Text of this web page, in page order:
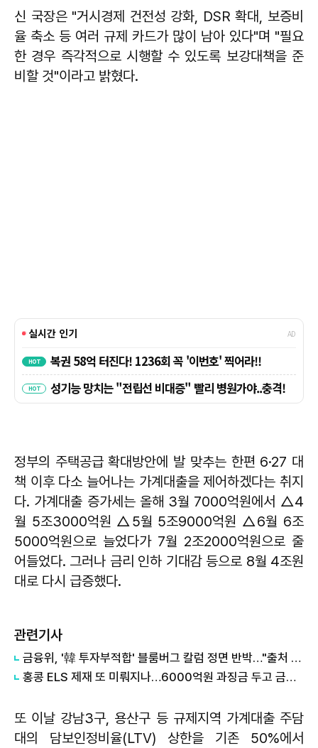
신 국장은 "거시경제 건전성 강화, DSR 확대, 보증비
율 축소 등 여러 규제 카드가 많이 남아 있다"며 "필요
한 경우 즉각적으로 시행할 수 있도록 보강대책을 준
비할 것"이라고 밝혔다.
정부의 주택공급 확대방안에 발 맞추는 한편 6·27 대
책 이후 다소 늘어나는 가계대출을 제어하겠다는 취지
다. 가계대출 증가세는 올해 3월 7000억원에서 △4
월 5조3000억원 △5월 5조9000억원 △6월 6조
5000억원으로 늘었다가 7월 2조2000억원으로 줄
어들었다. 그러나 금리 인하 기대감 등으로 8월 4조원
대로 다시 급증했다.
관련기사
금융위, '韓 투자부적합' 블룸버그 칼럼 정면 반박…"출처 불명 통계 인용"
홍콩 ELS 제재 또 미뤄지나…6000억원 과징금 두고 금융위 고심
또 이날 강남3구, 용산구 등 규제지역 가계대출 주담
대의 담보인정비율(LTV) 상한을 기존 50%에서